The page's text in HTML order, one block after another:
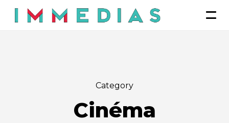
Category
Cinéma